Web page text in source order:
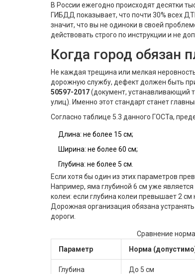
В России ежегодно происходят десятки
ГИБДД показывает, что почти 30% всех
значит, что вы не одиноки в своей
действовать строго по инструкции и не
Когда город обязан
Не каждая трещина или мелкая
дорожную службу, дефект должен быть
50597-2017(документ, устанавливающий
улиц). Именно этот стандарт станет
Согласно таблице 5.3 данного ГОСТа,
Длина: не более 15 см;
Ширина: не более 60 см;
Глубина: не более 5 см.
Если хотя бы один из этих параметров
Например, яма глубиной 6 см уже
колеи: если глубина колеи превышает 2 см
Дорожная организация обязана
дороги.
Сравнение
Параметр
Норма
Глубина До 5 см